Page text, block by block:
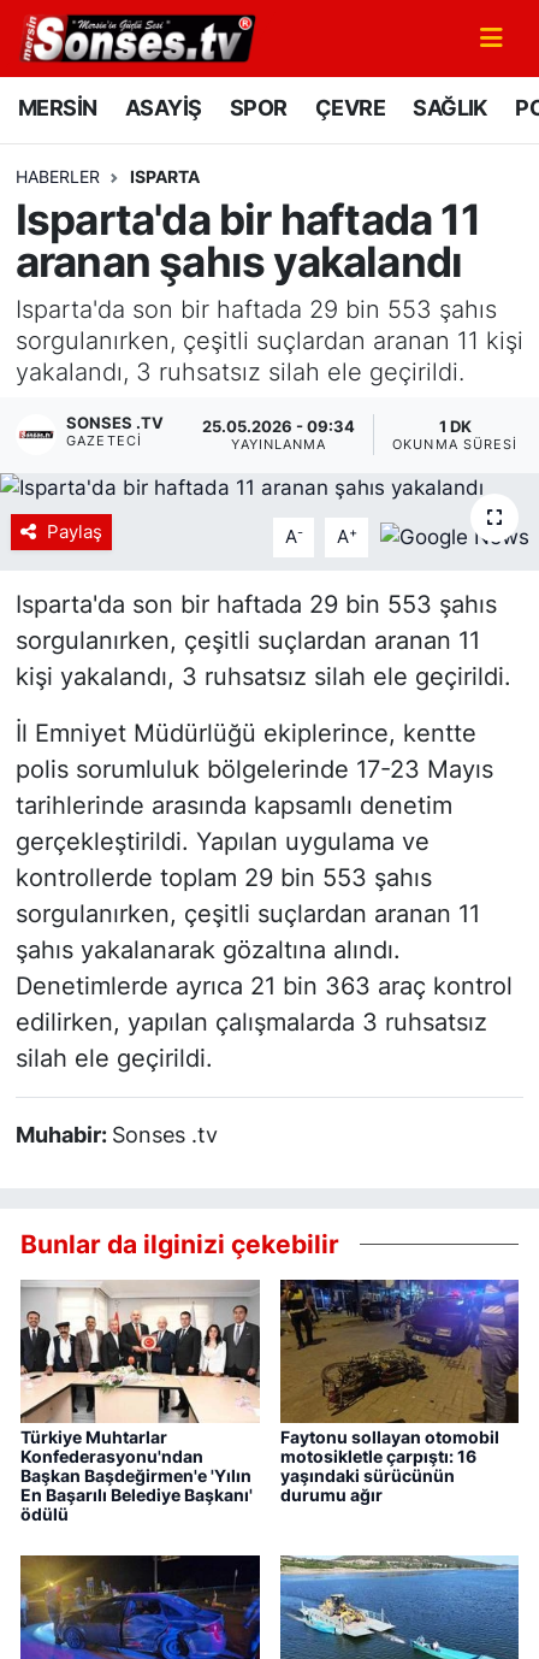
MERSİN ASAYİŞ SPOR ÇEVRE SAĞLIK
HABERLER ISPARTA
Isparta'da bir haftada 11
aranan şahıs yakalandı
Isparta'da son bir haftada 29 bin 553 şahıs
sorgulanırken, çeşitli suçlardan aranan 11 kişi
yakalandı, 3 ruhsatsız silah ele geçirildi.
SONSES .TV
GAZETECI
25.05.2026 - 09:34
YAYINLANMA
1 DK
OKUNMA SÜRESI
Paylaş A- A+
Isparta'da son bir haftada 29 bin 553 şahıs
sorgulanırken, çeşitli suçlardan aranan 11
kişi yakalandı, 3 ruhsatsız silah ele geçirildi.
İl Emniyet Müdürlüğü ekiplerince, kentte
polis sorumluluk bölgelerinde 17-23 Mayıs
tarihlerinde arasında kapsamlı denetim
gerçekleştirildi. Yapılan uygulama ve
kontrollerde toplam 29 bin 553 şahıs
sorgulanırken, çeşitli suçlardan aranan 11
şahıs yakalanarak gözaltına alındı.
Denetimlerde ayrıca 21 bin 363 araç kontrol
edilirken, yapılan çalışmalarda 3 ruhsatsız
silah ele geçirildi.
Muhabir: Sonses .tv
Bunlar da ilginizi çekebilir
Türkiye Muhtarlar
Konfederasyonu'ndan
Başkan Başdeğirmen'e 'Yılın
En Başarılı Belediye Başkanı'
ödülü
Faytonu sollayan otomobil
motosikletle çarpıştı: 16
yaşındaki sürücünün
durumu ağır
MERSİN
SPOR
GÜNÜN MANŞETİ
DÜNYA
SAĞLIK
YEREL HABER
Tanıtım
Mersin Nöbetçi Eczaneler
Mersin Namaz Vakitleri
Mersin Trafik Yoğunluk Haritası
Süper Lig Puan Durumu ve Fikstür
Haber Arşivi